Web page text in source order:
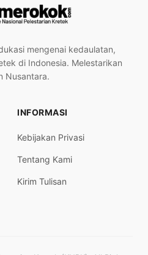
mengenai kedaulatan,
di Indonesia. Melestarikan
Nusantara.
INFORMASI
Kebijakan Privasi
Tentang Kami
Kirim Tulisan